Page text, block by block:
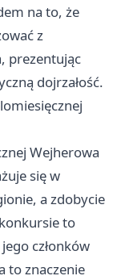
na to, że
z
prezentując
dojrzałość.
Wejherowa
się w
a zdobycie
to
członków
to znaczenie